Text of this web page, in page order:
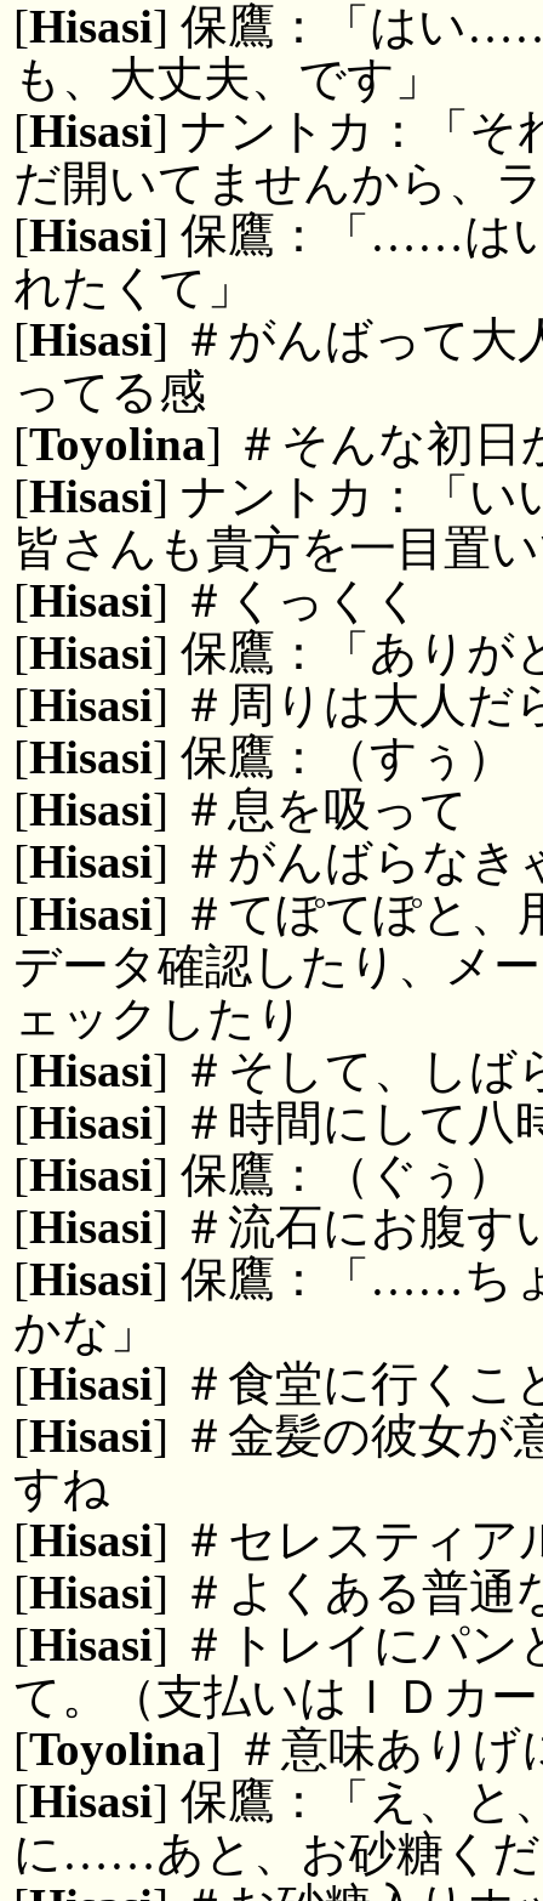
[Hisasi] 保鷹：「はい
も、大丈夫、です」
[Hisasi] ナントカ：「そ
だ開いてませんから、
[Hisasi] 保鷹：「……は
れたくて」
[Hisasi] ＃がんばって大
ってる感
[Toyolina] ＃そんな初日
[Hisasi] ナントカ：「い
皆さんも貴方を一目置
[Hisasi] ＃くっくく
[Hisasi] 保鷹：「ありが
[Hisasi] ＃周りは大人だ
[Hisasi] 保鷹：（すぅ）
[Hisasi] ＃息を吸って
[Hisasi] ＃がんばらなき
[Hisasi] ＃てぽてぽと、
データ確認したり、メ
ェックしたり
[Hisasi] ＃そして、しば
[Hisasi] ＃時間にして八
[Hisasi] 保鷹：（ぐぅ）
[Hisasi] ＃流石にお腹す
[Hisasi] 保鷹：「……ち
かな」
[Hisasi] ＃食堂に行くこ
[Hisasi] ＃金髪の彼女が
すね
[Hisasi] ＃セレスティア
[Hisasi] ＃よくある普通
[Hisasi] ＃トレイにパン
て。（支払いはＩＤカ
[Toyolina] ＃意味ありげ
[Hisasi] 保鷹：「え、と
に……あと、お砂糖く